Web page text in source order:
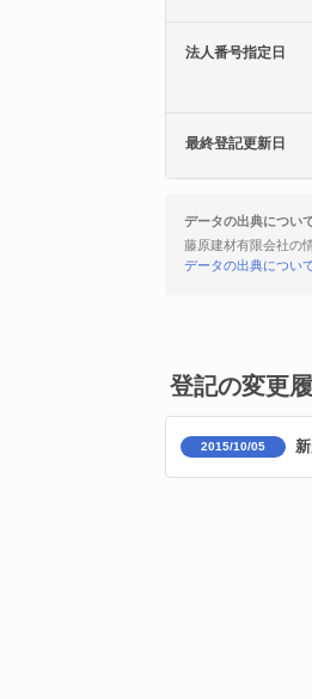
法人番号指定日
最終登記更新日
データの出典につい
藤原建材有限会社の
データの出典につい
登記の変更
2015/10/05